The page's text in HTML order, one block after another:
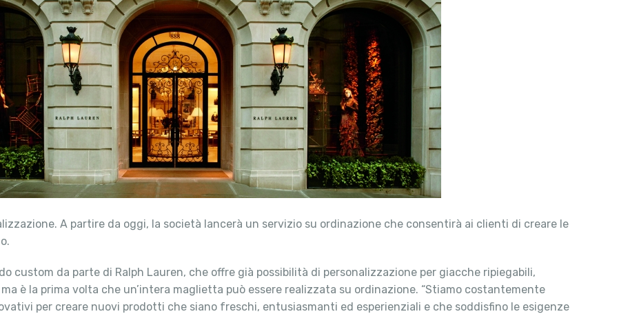
A partire da oggi, la società lancerà un servizio su ordinazione che consentirà ai clienti di creare le
custom da parte di Ralph Lauren, che offre già possibilità di personalizzazione per giacche ripiegabili,
è la prima volta che un’intera maglietta può essere realizzata su ordinazione. “Stiamo costantemente
per creare nuovi prodotti che siano freschi, entusiasmanti ed esperienziali e che soddisfino le esigenze